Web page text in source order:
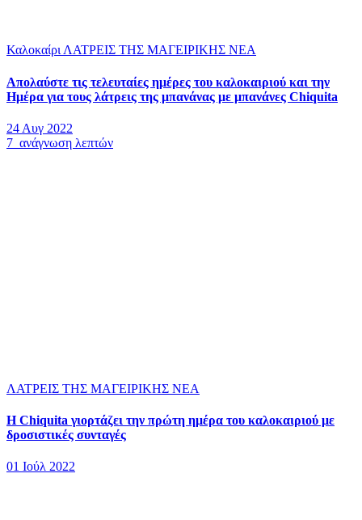
Καλοκαίρι ΛΑΤΡΕΙΣ ΤΗΣ ΜΑΓΕΙΡΙΚΗΣ ΝΕΑ
Απολαύστε τις τελευταίες ημέρες του καλοκαιριού και την
Ημέρα για τους λάτρεις της μπανάνας με μπανάνες Chiquita
24 Αυγ 2022
7 ανάγνωση λεπτών
ΛΑΤΡΕΙΣ ΤΗΣ ΜΑΓΕΙΡΙΚΗΣ ΝΕΑ
Η Chiquita γιορτάζει την πρώτη ημέρα του καλοκαιριού με
δροσιστικές συνταγές
01 Ιούλ 2022